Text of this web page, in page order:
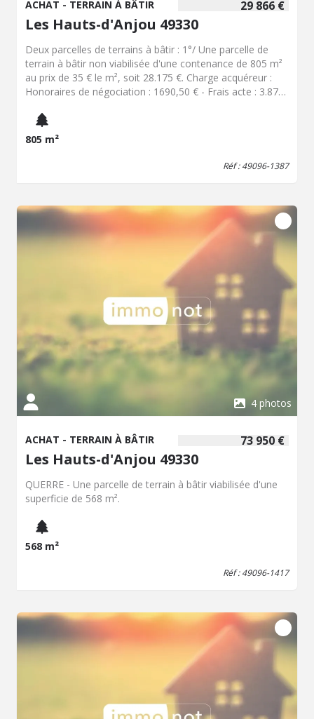
29 866 €
ACHAT - TERRAIN À BÂTIR
Les Hauts-d'Anjou 49330
Deux parcelles de terrains à bâtir : 1°/ Une parcelle de
terrain à bâtir non viabilisée d'une contenance de 805 m²
au prix de 35 € le m², soit 28.175 €. Charge acquéreur :
Honoraires de négociation : 1690,50 € - Frais acte : 3.876
contenance de 1439 m², au prix de 35 € le m², soit 50.365
€. Charge acquéreur : Honoraires de négociation : 3.022 €
- Frais acte : 5.583 €
805 m²
Réf : 49096-1387
4 photos
73 950 €
ACHAT - TERRAIN À BÂTIR
Les Hauts-d'Anjou 49330
QUERRE - Une parcelle de terrain à bâtir viabilisée d'une
superficie de 568 m².
568 m²
Réf : 49096-1417